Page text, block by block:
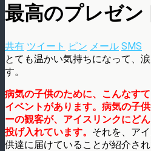
最高のプレゼン
共有 ツイート ピン メール SMS
とても温かい気持ちになって、
す。
病気の子供のために、こんなす
イベントがあります。病気の子
ーの観客が、アイスリンクにど
投げ入れています。 それを、ア
供達に届けていることが紹介され